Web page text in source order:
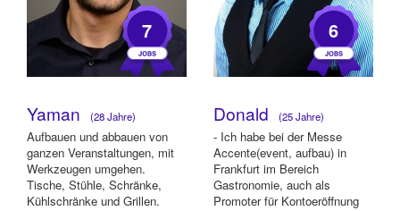
7
Yaman (28 Jahre)
Aufbauen und abbauen von
ganzen Veranstaltungen, mit
Werkzeugen umgehen.
Tische, Stühle, Schränke,
Kühlschränke und Grillen.
6
Donald (25 Jahre)
- Ich habe bei der Messe
Accente(event, aufbau) in
Frankfurt im Bereich
Gastronomie, auch als
Promoter für Kontoeröffnung